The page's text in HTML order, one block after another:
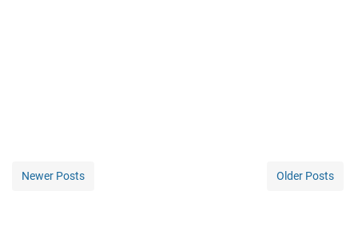
Newer Posts Older Posts